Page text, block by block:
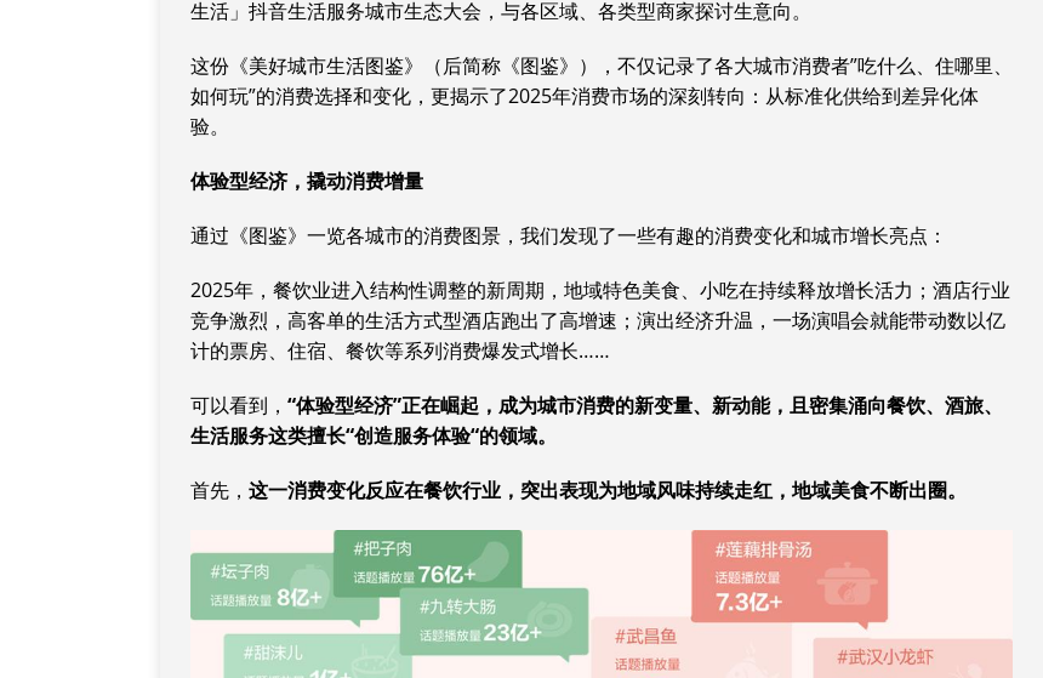
生活」抖音生活服务城市生态大会，与各区域、各类型商家探讨生意向。
这份《美好城市生活图鉴》（后简称《图鉴》），不仅记录了各大城市消费者”吃什么、住哪里、
如何玩”的消费选择和变化，更揭示了2025年消费市场的深刻转向：从标准化供给到差异化体
验。
体验型经济，撬动消费增量
通过《图鉴》一览各城市的消费图景，我们发现了一些有趣的消费变化和城市增长亮点：
2025年，餐饮业进入结构性调整的新周期，地域特色美食、小吃在持续释放增长活力；酒店行业
竞争激烈，高客单的生活方式型酒店跑出了高增速；演出经济升温，一场演唱会就能带动数以亿
计的票房、住宿、餐饮等系列消费爆发式增长……
可以看到， “体验型经济”正在崛起，成为城市消费的新变量、新动能，且密集涌向餐饮、酒旅、
生活服务这类擅长“创造服务体验“的领域。
首先， 这一消费变化反应在餐饮行业，突出表现为地域风味持续走红，地域美食不断出圈。